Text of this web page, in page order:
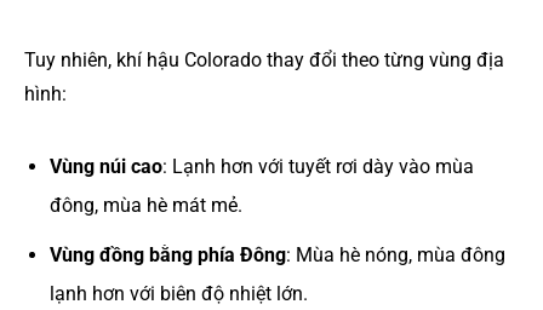
Tuy nhiên, khí hậu Colorado thay đổi theo từng vùng địa
hình:
Vùng núi cao: Lạnh hơn với tuyết rơi dày vào mùa
đông, mùa hè mát mẻ.
Vùng đồng bằng phía Đông: Mùa hè nóng, mùa đông
lạnh hơn với biên độ nhiệt lớn.